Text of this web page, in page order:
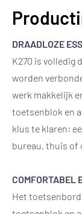
DRAADLOZE
K270 is volledig
worden
werk makkelijk
toetsenblok en
klus te klaren:
bureau, thuis of
COMFORTABEL
Het